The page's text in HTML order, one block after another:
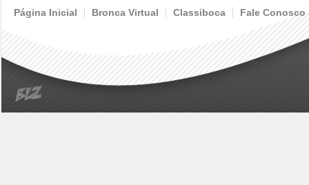
Página Inicial Bronca Virtual Classiboca Fale Conosco